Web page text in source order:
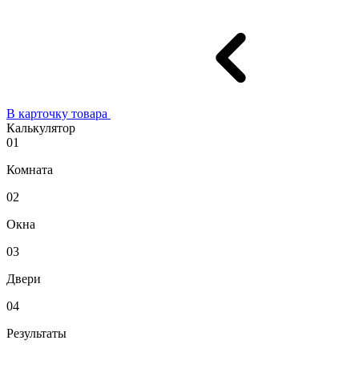
В карточку товара
Калькулятор
01
Комната
02
Окна
03
Двери
04
Результаты